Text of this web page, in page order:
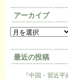
アーカイブ
最近の投稿
『中国・習近